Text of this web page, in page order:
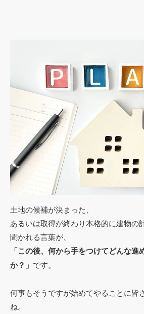
土地の候補が決まった、
あるいは取得が終わり本格的に建物の
聞かれる言葉が、
「この後、何から手をつけてどんな進
か？」 です。
何事もそうですが始めてやることに皆
ね。